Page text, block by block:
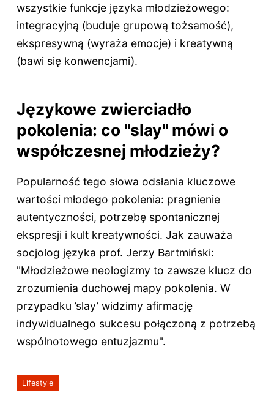
wszystkie funkcje języka młodzieżowego:
integracyjną (buduje grupową tożsamość),
ekspresywną (wyraża emocje) i kreatywną
(bawi się konwencjami).
Językowe zwierciadło
pokolenia: co "slay" mówi o
współczesnej młodzieży?
Popularność tego słowa odsłania kluczowe
wartości młodego pokolenia: pragnienie
autentyczności, potrzebę spontanicznej
ekspresji i kult kreatywności. Jak zauważa
socjolog języka prof. Jerzy Bartmiński:
"Młodzieżowe neologizmy to zawsze klucz do
zrozumienia duchowej mapy pokolenia. W
przypadku ’slay’ widzimy afirmację
indywidualnego sukcesu połączoną z potrzebą
wspólnotowego entuzjazmu".
Lifestyle